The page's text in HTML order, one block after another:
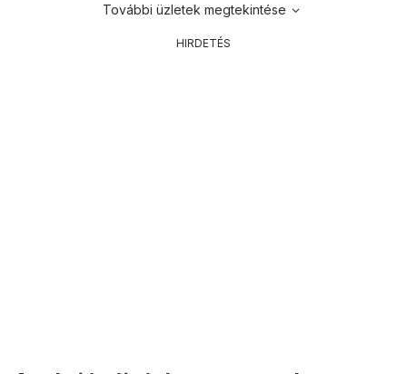
További üzletek megtekintése
HIRDETÉS